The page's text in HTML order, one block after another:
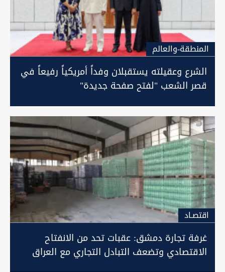
المنطقة-والعالم
الشرع وعقيلته يستقبلان وفداً أمريكياً رفيعاً في
قصر الشعب "لفتح صفحة جديدة"
اقتصـاد
غرفة تجارة دمشق: عقبات تحد من الانفتاح
الاقتصادي وتضعف التبادل التجاري مع العراق